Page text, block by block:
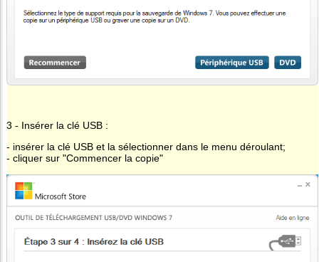
3 - Insérer la clé USB :
- insérer la clé USB et la sélectionner dans le menu déroulant;
- cliquer sur "Commencer la copie"